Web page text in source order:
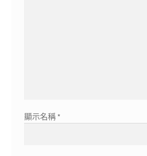
顯示名稱 *